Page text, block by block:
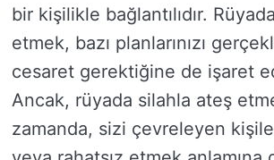
bir kişilikle bağlantılıdır.
etmek, bazı planlarınızı
cesaret gerektiğine de işaret
Ancak, rüyada silahla ateş
zamanda, sizi çevreleyen